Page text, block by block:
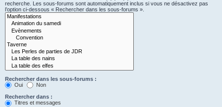
recherche. Les sous-forums sont automatiquement inclus si vous ne désactivez pas
l’option ci-dessous « Rechercher dans les sous-forums ».
Rechercher dans les sous-forums :
Oui
Non
Rechercher dans :
Titres et messages